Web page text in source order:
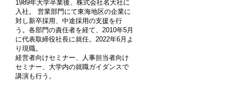
1989年大学卒業後、株式会社名大社に
入社。 営業部門にて東海地区の企業に
対し新卒採用、中途採用の支援を行
う。各部門の責任者を経て、2010年5月
に代表取締役社長に就任。2022年6月よ
り現職。
経営者向けセミナー、人事担当者向け
セミナー、大学内の就職ガイダンスで
講演も行う。